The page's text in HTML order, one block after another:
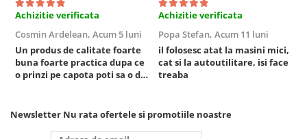
Vulcanizare
Masini de dejantat roti
Masini de echilibrat roti
Piese de schimb
Scule Vulcanizare
Truse de scule
Achizitie verificata
Cosmin Ardelean, Acum 5 luni
Un produs de calitate foarte
buna foarte practica dupa ce
o prinzi pe capota poti sa o dai
puternica si de la baterie care
bagi la priza nu mai ai treaba
Achizitie verificata
Popa Stefan, Acum 11 luni
il folosesc atat la masini mici,
cat si la autoutilitare, isi face
treaba
Newsletter Nu rata ofertele si promotiile noastre